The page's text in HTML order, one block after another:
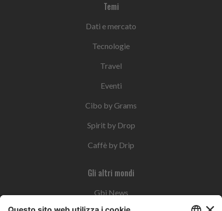
Temi
Dati e mercato
Tecnologie
Travel
Eventi
Cibo by Grams
Spirit by Drop
Caffè by Drip
Gli altri mondi
Gbi News